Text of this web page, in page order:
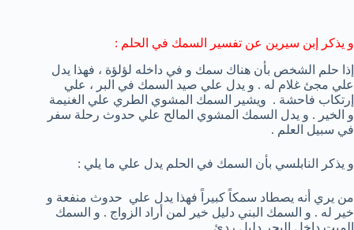
و يذكر إبن سيرين عن تفسير السمك في الحلم :
إذا حلم الشخص بأن هناك سمك و في داخله لؤلؤة ، فهذا يدل
علي مجئ غلام له . و يدل علي صيد السمك في البر ، علي
إرتكاب فاحشة . ويشير السمك المشوي الطري علي الغنيمة
و الخير . و يدل السمك المشوي المالح علي حدوث رحلة سفر
في سبيل العلم .
و يذكر النابلسي بأن السمك في الحلم يدل علي ما يلي :
من يري أنه يصطاد سمكاً كبيراً فهذا يدل علي حدوث منفعة و
خير له . و السمك البني دليل خير لمن أراد الزواج . و السمك
الميت داخل البحر دليل ردئ .